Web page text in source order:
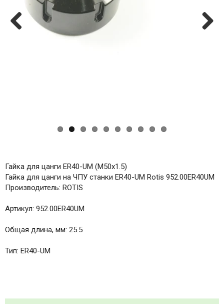
Гайка для цанги ER40-UM (M50х1.5)
Гайка для цанги на ЧПУ станки ER40-UM Rotis 952.00ER40UM
Производитель: ROTIS
Артикул: 952.00ER40UM
Общая длина, мм: 25.5
Тип: ER40-UM